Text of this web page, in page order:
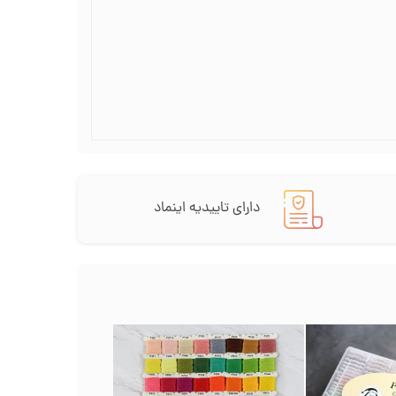
دارای تاییدیه اینماد